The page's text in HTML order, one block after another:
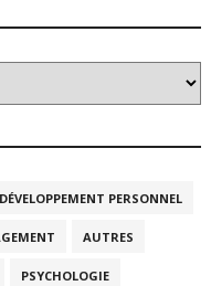
DÉVELOPPEMENT PERSONNEL
AUTRES
PSYCHOLOGIE